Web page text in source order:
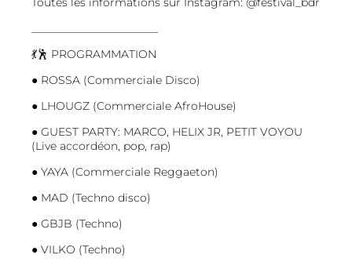
💃🕺 PROGRAMMATION
● ROSSA (Commerciale Disco)
● LHOUGZ (Commerciale AfroHouse)
● GUEST PARTY: MARCO, HELIX JR, PETIT VOYOU
(Live accordéon, pop, rap)
● YAYA (Commerciale Reggaeton)
● MAD (Techno disco)
● GBJB (Techno)
● VILKO (Techno)